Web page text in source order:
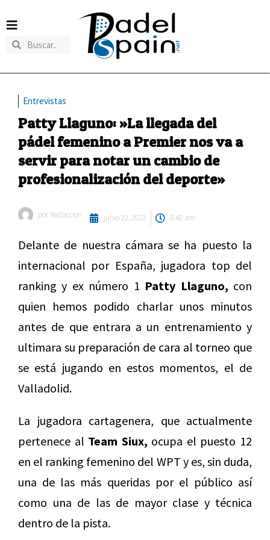
Entrevistas
Patty Llaguno: »La llegada del
pádel femenino a Premier nos va a
servir para notar un cambio de
profesionalización del deporte»
por Redaccion junio 22, 2023 8:40 am
Delante de nuestra cámara se ha puesto la
internacional por España, jugadora top del
ranking y ex número 1 Patty Llaguno, con
quien hemos podido charlar unos minutos
antes de que entrara a un entrenamiento y
ultimara su preparación de cara al torneo que
se está jugando en estos momentos, el de
Valladolid.
La jugadora cartagenera, que actualmente
pertenece al Team Siux, ocupa el puesto 12
en el ranking femenino del WPT y es, sin duda,
una de las más queridas por el público así
como una de las de mayor clase y técnica
dentro de la pista.